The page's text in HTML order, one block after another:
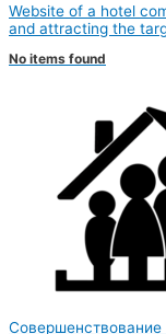
Website of a hotel
and attracting the
No items found
Совершенствование